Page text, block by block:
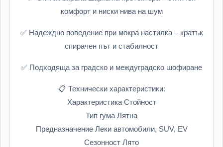
комфорт и ниски нива на шум
✅ Надеждно поведение при мокра настилка – кратък
спирачен път и стабилност
✅ Подходяща за градско и междуградско шофиране
📋 Технически характеристики:
Характеристика Стойност
Тип гума Лятна
Предназначение Леки автомобили, SUV, EV
Сезонност Лято